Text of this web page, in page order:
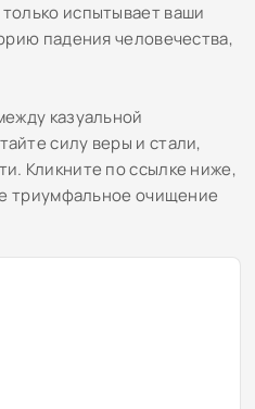
испытывает ваши
падения человечества,
казуальной
силу веры и стали,
Кликните по ссылке ниже,
триумфальное очищение